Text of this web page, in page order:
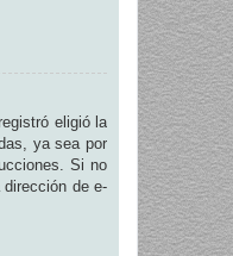
eligió la
ya sea por
Si no
de e-